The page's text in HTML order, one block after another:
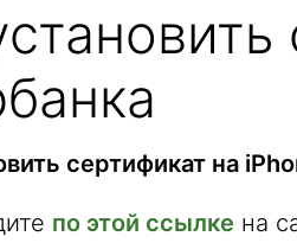
сертификат на
по этой ссылке на